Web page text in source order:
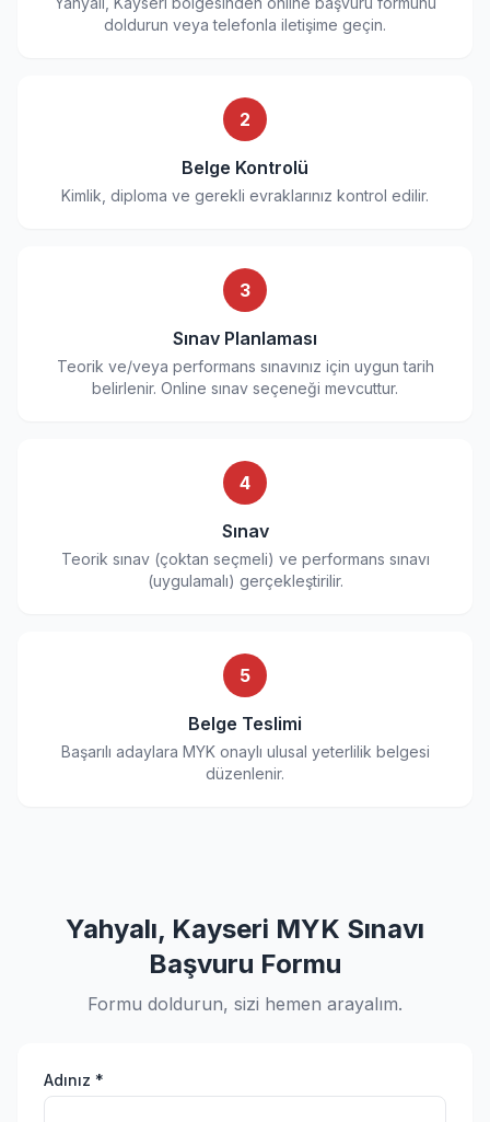
doldurun veya telefonla iletişime geçin.
2
Belge Kontrolü
Kimlik, diploma ve gerekli evraklarınız kontrol edilir.
3
Sınav Planlaması
Teorik ve/veya performans sınavınız için uygun tarih
belirlenir. Online sınav seçeneği mevcuttur.
4
Sınav
Teorik sınav (çoktan seçmeli) ve performans sınavı
(uygulamalı) gerçekleştirilir.
5
Belge Teslimi
Başarılı adaylara MYK onaylı ulusal yeterlilik belgesi
düzenlenir.
Yahyalı, Kayseri MYK Sınavı
Başvuru Formu
Formu doldurun, sizi hemen arayalım.
Adınız *